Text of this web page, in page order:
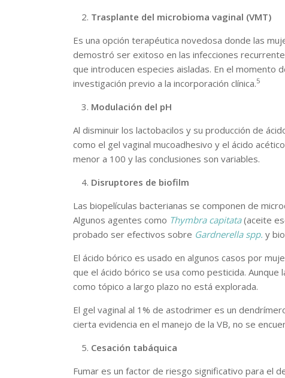
Trasplante del microbioma vaginal (VMT)
Es una opción terapéutica novedosa donde las
demostró ser exitoso en las infecciones
que introducen especies aisladas. En el momento
investigación previo a la incorporación clínica.5
Modulación del pH
Al disminuir los lactobacilos y su producción de
como el gel vaginal mucoadhesivo y el ácido
menor a 100 y las conclusiones son variables.
Disruptores de biofilm
Las biopelículas bacterianas se componen de
Algunos agentes como Thymbra capitata(aceite
probado ser efectivos sobre Gardnerella spp. y
El ácido bórico es usado en algunos casos por
que el ácido bórico se usa como pesticida.
como tópico a largo plazo no está explorada.
El gel vaginal al 1% de astodrimer es un
cierta evidencia en el manejo de la VB, no se
Cesación tabáquica
Fumar es un factor de riesgo significativo para el